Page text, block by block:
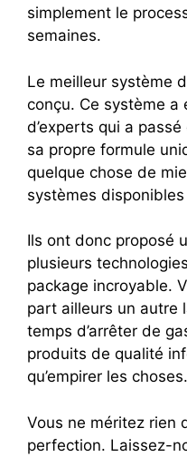
simplement le
semaines.
Le meilleur système
conçu. Ce système a
d’experts qui a
sa propre formule
quelque chose de
systèmes disponibles
Ils ont donc proposé
plusieurs
package incroyable.
part ailleurs un autre
temps d’arrêter de
produits de qualité
qu’empirer les choses.
Vous ne méritez rien
perfection. Laissez-